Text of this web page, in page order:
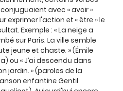
avec « avoir »
exprimer l'action et « être » le
Exemple : « La neige a
sur Paris. La ville semble
jeune et chaste. » (Émile
ou « J’ai descendu dans
jardin. » (paroles de la
enfantine Gentil